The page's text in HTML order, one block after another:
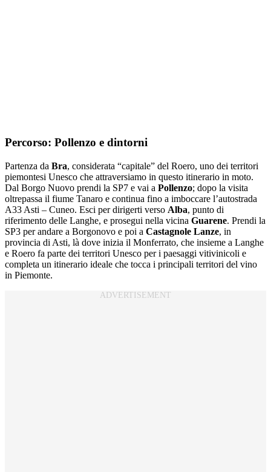
Percorso: Pollenzo e dintorni
Partenza da Bra, considerata “capitale” del Roero, uno dei territori
piemontesi Unesco che attraversiamo in questo itinerario in moto.
Dal Borgo Nuovo prendi la SP7 e vai a Pollenzo; dopo la visita
oltrepassa il fiume Tanaro e continua fino a imboccare l’autostrada
A33 Asti – Cuneo. Esci per dirigerti verso Alba, punto di
riferimento delle Langhe, e prosegui nella vicina Guarene. Prendi la
SP3 per andare a Borgonovo e poi a Castagnole Lanze, in
provincia di Asti, là dove inizia il Monferrato, che insieme a Langhe
e Roero fa parte dei territori Unesco per i paesaggi vitivinicoli e
completa un itinerario ideale che tocca i principali territori del vino
in Piemonte.